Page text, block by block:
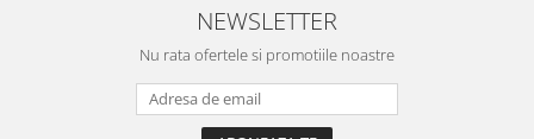
NEWSLETTER
Nu rata ofertele si promotiile noastre